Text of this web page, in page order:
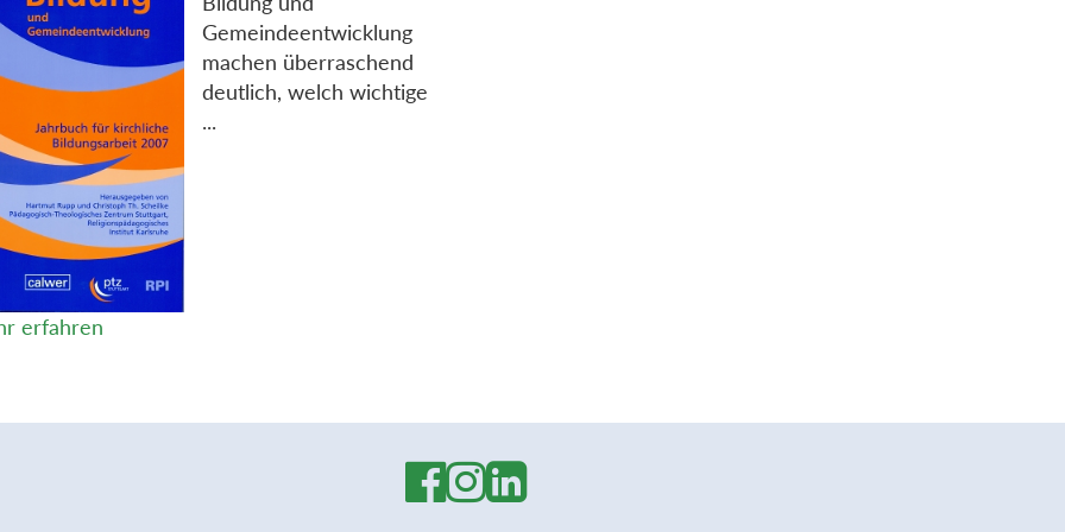
Gemeindeentwicklung
machen überraschend
deutlich, welch wichtige
...
erfahren